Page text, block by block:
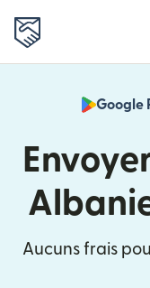
Google
Aucuns frais